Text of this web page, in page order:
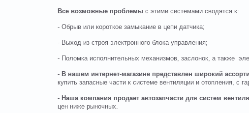
Все возможные проблемы с этими системами сводятся к:
- Обрыв или короткое замыкание в цепи датчика;
- Выход из строя электронного блока управления;
- Поломка исполнительных механизмов, заслонок, а также
- В нашем интернет-магазине представлен широкий
купить запасные части к системе вентиляции и отопления, с
- Наша компания продает автозапчасти для систем
цен ниже рыночных.